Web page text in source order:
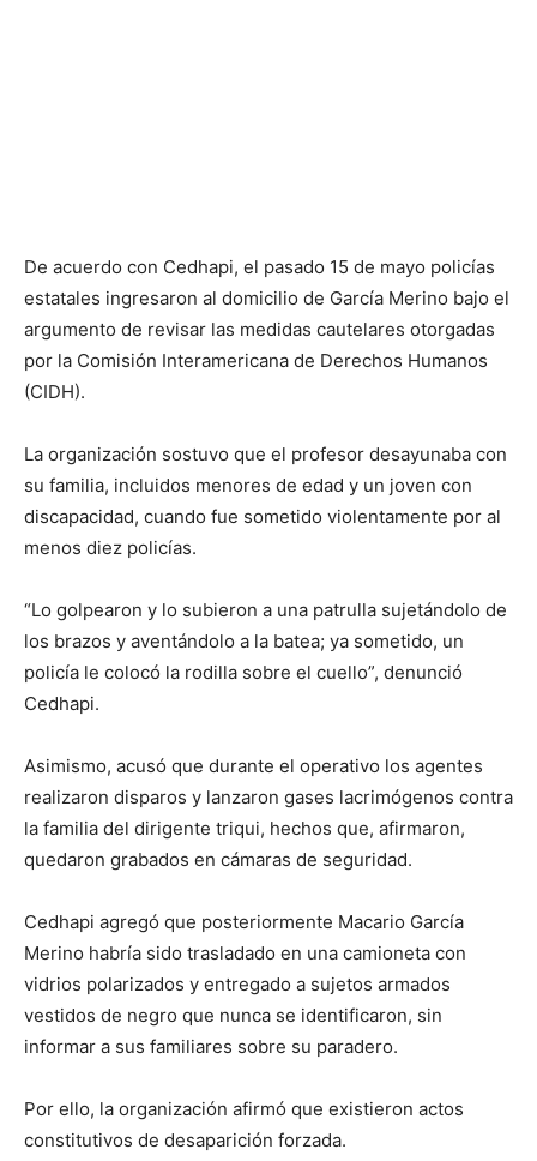
De acuerdo con Cedhapi, el pasado 15 de mayo policías
estatales ingresaron al domicilio de García Merino bajo el
argumento de revisar las medidas cautelares otorgadas
por la Comisión Interamericana de Derechos Humanos
(CIDH).
La organización sostuvo que el profesor desayunaba con
su familia, incluidos menores de edad y un joven con
discapacidad, cuando fue sometido violentamente por al
menos diez policías.
“Lo golpearon y lo subieron a una patrulla sujetándolo de
los brazos y aventándolo a la batea; ya sometido, un
policía le colocó la rodilla sobre el cuello”, denunció
Cedhapi.
Asimismo, acusó que durante el operativo los agentes
realizaron disparos y lanzaron gases lacrimógenos contra
la familia del dirigente triqui, hechos que, afirmaron,
quedaron grabados en cámaras de seguridad.
Cedhapi agregó que posteriormente Macario García
Merino habría sido trasladado en una camioneta con
vidrios polarizados y entregado a sujetos armados
vestidos de negro que nunca se identificaron, sin
informar a sus familiares sobre su paradero.
Por ello, la organización afirmó que existieron actos
constitutivos de desaparición forzada.